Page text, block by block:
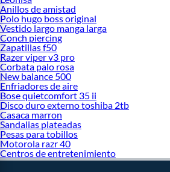
Anillos de amistad
Polo hugo boss original
Vestido largo manga larga
Conch piercing
Zapatillas f50
Razer viper v3 pro
Corbata palo rosa
New balance 500
Enfriadores de aire
Bose quietcomfort 35 ii
Disco duro externo toshiba 2tb
Casaca marron
Sandalias plateadas
Pesas para tobillos
Motorola razr 40
Centros de entretenimiento